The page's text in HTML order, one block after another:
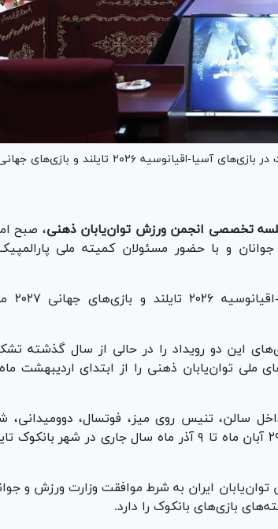
نشست تخصصی انجمن ورزش توان‌یابان ذهنی برای شرکت در بازی‌های آسیا-اقیانوسیه ۲۰۲۶ تایلند و بازی‌های
تخصصی انجمن ورزش توان‌یابان ذهنی، صبح
و جوانان و با حضور مسئولان کمیته ملی
محور اصلی این
این دو رویداد را در حالی از سال گذشته
ملی توان‌یابان ذهنی را از ابتدای اردیبهشت
۲۰۲۶ در ۹ رشته رویینگ داخل سالن، تنیس روی میز، فوتسال، دوومیدانی،
بسکتبال ۳ نفره، دوچرخه سواری، تکواندو و کاراته از ۲۹ آبان ماه تا ۹ آذر ماه سال جاری در شهر
ایران به شرط موافقت وزارت ورزش و
بازی‌های بانکوک را دارد.